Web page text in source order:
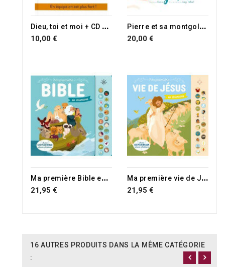
D
ieu, toi et moi + CD 14 chansons
10,00 €
P
ierre et sa montgolfière
20,00 €
M
a première Bible en chansons
21,95 €
M
a première vie de Jésus en chansons
21,95 €
16 AUTRES PRODUITS DANS LA MÊME CATÉGORIE
: